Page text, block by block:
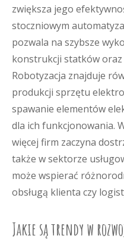
zwiększa jego
stoczniowym
pozwala na szybsze
konstrukcji statków
Robotyzacja znajduje
produkcji sprzętu
spawanie elementów
dla ich funkcjonowania.
więcej firm zaczyna
także w sektorze
może wspierać
obsługą klienta czy
Jakie są trendy w